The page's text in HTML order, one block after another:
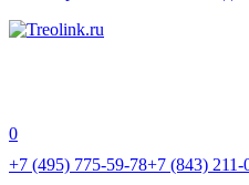
0
+7 (495) 775-59-78+7 (843) 211-